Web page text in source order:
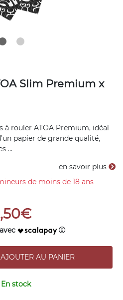
Slim Premium x
à rouler ATOA Premium, idéal
papier de grande qualité,
...
en savoir plus
de moins de 18 ans
En stock